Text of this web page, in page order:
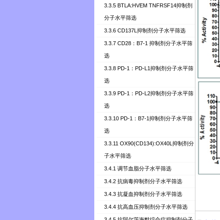
3.3.5 BTLA:HVEM TNFRSF14抑制剂
分子水平筛选
3.3.6 CD137L抑制剂分子水平筛选
3.3.7 CD28：B7-1 抑制剂分子水平筛
选
3.3.8 PD-1：PD-L1抑制剂分子水平筛
选
3.3.9 PD-1：PD-L2抑制剂分子水平筛
选
3.3.10 PD-1：B7-1抑制剂分子水平筛
选
3.3.11 OX90(CD134):OX40L抑制剂分
子水平筛选
3.4.1 调节血脂分子水平筛选
3.4.2 抗病毒抑制剂分子水平筛选
3.4.3 抗凝血抑制剂分子水平筛选
3.4.4 抗高血压抑制剂分子水平筛选